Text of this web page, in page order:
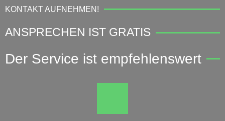
KONTAKT AUFNEHMEN!
ANSPRECHEN IST GRATIS
Der Service ist empfehlenswert